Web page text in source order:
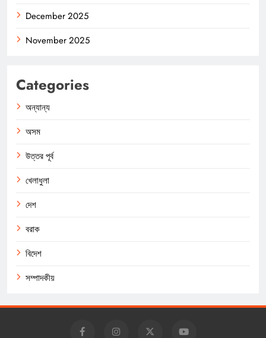
December 2025
November 2025
Categories
অন্যান্য
অসম
উত্তর পূর্ব
খেলাধুলা
দেশ
বরাক
বিদেশ
সম্পাদকীয়